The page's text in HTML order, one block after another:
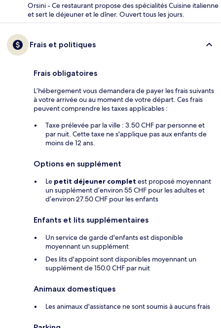
Orsini - Ce restaurant propose des spécialités Cuisine italienne
et sert le déjeuner et le dîner. Ouvert tous les jours.
Frais et politiques
Frais obligatoires
L’hébergement vous demandera de payer les frais suivants
à votre arrivée ou au moment de votre départ. Ces frais
peuvent comprendre les taxes applicables :
Taxe prélevée par la ville : 3.50 CHF par personne et
par nuit. Cette taxe ne s'applique pas aux enfants de
moins de 12 ans.
Options en supplément
Le petit déjeuner complet est proposé moyennant
un supplément d’environ 55 CHF pour les adultes et
d’environ 27.50 CHF pour les enfants
Enfants et lits supplémentaires
Un service de garde d'enfants est disponible
moyennant un supplément
Des lits d'appoint sont disponibles moyennant un
supplément de 150.0 CHF par nuit
Animaux domestiques
Les animaux d'assistance ne sont soumis à aucuns frais